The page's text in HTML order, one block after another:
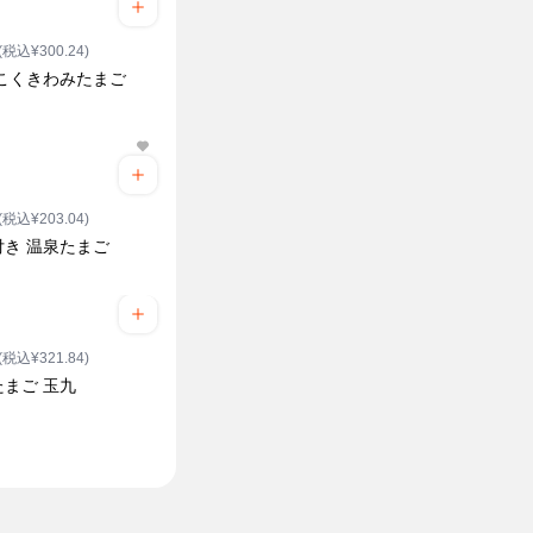
税込¥300.24)
くきわみたまご
税込¥203.04)
き 温泉たまご
税込¥321.84)
まご 玉九